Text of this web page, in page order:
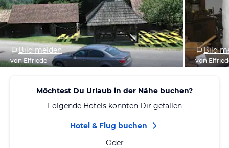
Bild melden
von Elfriede
Bild
von
Möchtest Du Urlaub in der Nähe buchen?
Folgende Hotels könnten Dir gefallen
Hotel & Flug buchen
Oder